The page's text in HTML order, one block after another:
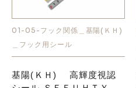
01-05-フック関係＿基陽(ＫＨ)
＿フック用シール
基陽(ＫＨ) 高輝度視認